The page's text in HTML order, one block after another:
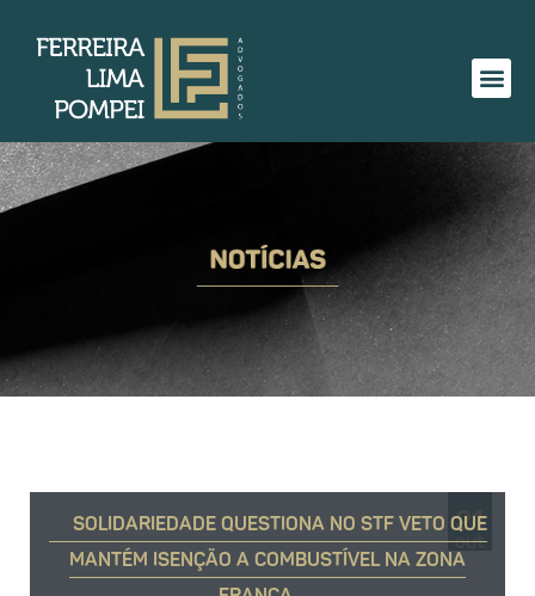
21
out
SOLIDARIEDADE QUESTIONA NO STF VETO QUE
MANTÉM ISENÇÃO A COMBUSTÍVEL NA ZONA